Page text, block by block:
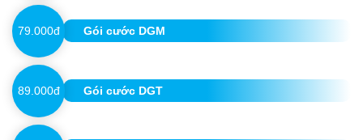
79.000đ Gói cước DGM
89.000đ Gói cước DGT